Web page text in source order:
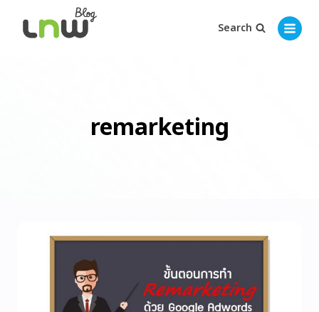
Search
remarketing